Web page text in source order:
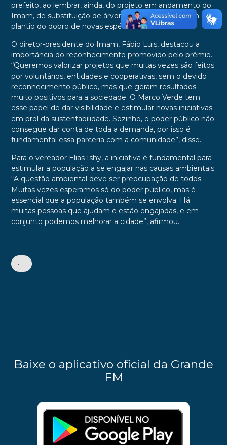
prefeito, ao lembrar, ainda, do projeto em andamento do
Imam, de substituição de árvores condenadas e com o
plantio do dobro de novas espécies.
O diretor-presidente do Imam, Fábio Luis, destacou a
importância do reconhecimento promovido pelo prêmio.
“Queremos valorizar projetos que muitas vezes são feitos
por voluntários, entidades e cooperativas, sem o devido
reconhecimento público, mas que geram resultados
muito positivos para a sociedade. O Marco Verde tem
esse papel de dar visibilidade e estimular novas iniciativas
em prol da sustentabilidade. Sozinho, o poder público não
consegue dar conta de toda a demanda, por isso é
fundamental essa parceria com a comunidade”, disse.
Para o vereador Elias Ishy, a iniciativa é fundamental para
estimular a população a se engajar nas causas ambientais.
“A questão ambiental deve ser preocupação de todos.
Muitas vezes esperamos só do poder público, mas é
essencial que a população também se envolva. Há
muitas pessoas que ajudam e estão engajadas, e em
conjunto podemos melhorar a cidade”, afirmou.
•
Baixe o aplicativo oficial da Grande
FM